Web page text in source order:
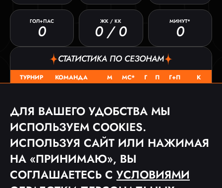
ГОЛ+ПАС
0
ЖК / КК
0 / 0
МИНУТ*
0
СТАТИСТИКА ПО СЕЗОНАМ
ТУРНИР КОМАНДА М МС* Г П Г+П
К
МАТЧИ
ТУРНИР
ДЛЯ ВАШЕГО УДОБСТВА МЫ
ИСПОЛЬЗУЕМ COOKIES.
ИСПОЛЬЗУЯ САЙТ ИЛИ НАЖИМАЯ
НА «ПРИНИМАЮ», ВЫ
СОГЛАШАЕТЕСЬ С УСЛОВИЯМИ